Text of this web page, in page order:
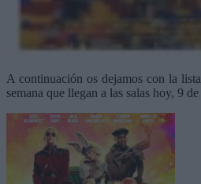
A continuación os dejamos con la
semana que llegan a las salas hoy, 9